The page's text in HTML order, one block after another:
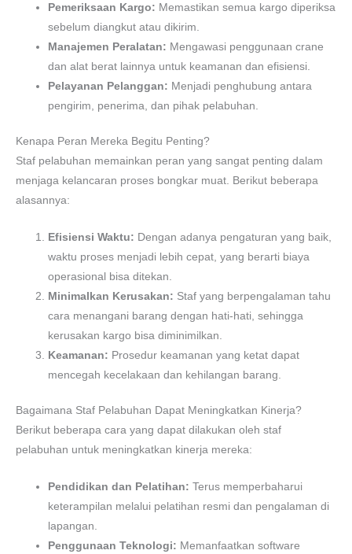
Pemeriksaan Kargo: Memastikan semua kargo diperiksa
sebelum diangkut atau dikirim.
Manajemen Peralatan: Mengawasi penggunaan crane
dan alat berat lainnya untuk keamanan dan efisiensi.
Pelayanan Pelanggan: Menjadi penghubung antara
pengirim, penerima, dan pihak pelabuhan.
Kenapa Peran Mereka Begitu Penting?
Staf pelabuhan memainkan peran yang sangat penting dalam
menjaga kelancaran proses bongkar muat. Berikut beberapa
alasannya:
Efisiensi Waktu: Dengan adanya pengaturan yang baik,
waktu proses menjadi lebih cepat, yang berarti biaya
operasional bisa ditekan.
Minimalkan Kerusakan: Staf yang berpengalaman tahu
cara menangani barang dengan hati-hati, sehingga
kerusakan kargo bisa diminimilkan.
Keamanan: Prosedur keamanan yang ketat dapat
mencegah kecelakaan dan kehilangan barang.
Bagaimana Staf Pelabuhan Dapat Meningkatkan Kinerja?
Berikut beberapa cara yang dapat dilakukan oleh staf
pelabuhan untuk meningkatkan kinerja mereka:
Pendidikan dan Pelatihan: Terus memperbaharui
keterampilan melalui pelatihan resmi dan pengalaman di
lapangan.
Penggunaan Teknologi: Memanfaatkan software